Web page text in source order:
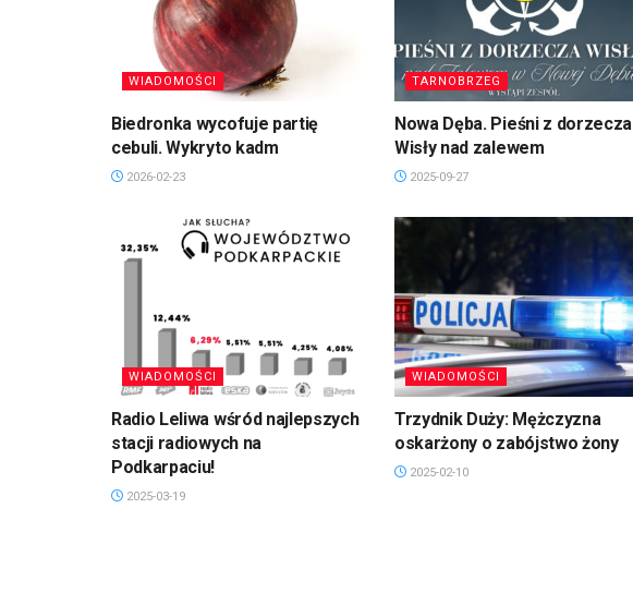
WIADOMOŚCI
Biedronka wycofuje partię
cebuli. Wykryto kadm
2026-02-23
TARNOBRZEG
Nowa Dęba. Pieśni z dorzecza
Wisły nad zalewem
2025-09-27
WIADOMOŚCI
Radio Leliwa wśród najlepszych
stacji radiowych na
Podkarpaciu!
2025-03-19
WIADOMOŚCI
Trzydnik Duży: Mężczyzna
oskarżony o zabójstwo żony
2025-02-10